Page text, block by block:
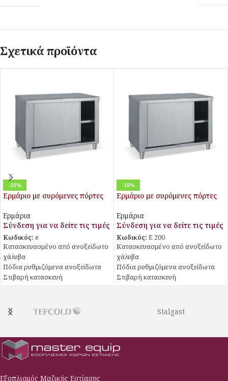
Σχετικά προϊόντα
-10%
Ερμάριο με συρόμενες πόρτες
Ερμάρια
Σύνδεση για να δείτε τις τιμές
Κωδικός: e
Κατασκευασμένο από ανοξείδωτο
χάλυβα
Πόδια ρυθμιζόμενα ανοξείδωτα
Στιβαρή κατασκευή
Ράφι στην αποθήκη
-10%
Ερμάριο με συρόμενες πόρτες
Ερμάρια
Σύνδεση για να δείτε τις τιμές
Κωδικός: E 200
Κατασκευασμένο από ανοξείδωτο
χάλυβα
Πόδια ρυθμιζόμενα ανοξείδωτα
Στιβαρή κατασκευή
Ράφι στην αποθήκη
Stalgast
Εξοπλισμός Μαζικής Εστίασης